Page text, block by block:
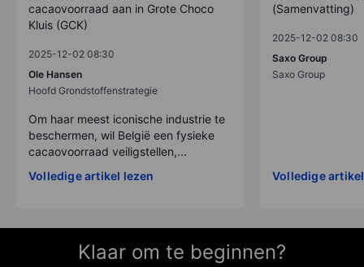
cacaovoorraad aan in Grote Choco
Kluis (GCK)
2025-12-02 08:30
Ole Hansen
Hoofd Grondstoffenstrategie
Om haar meest iconische industrie te
beschermen, wil België een fysieke
cacaovoorraad veiligstellen,...
Volledige artikel lezen
(Samenvatting)
2025-12-02 08:30
Saxo Group
Saxo Group
Volledige
Klaar om te beginnen?